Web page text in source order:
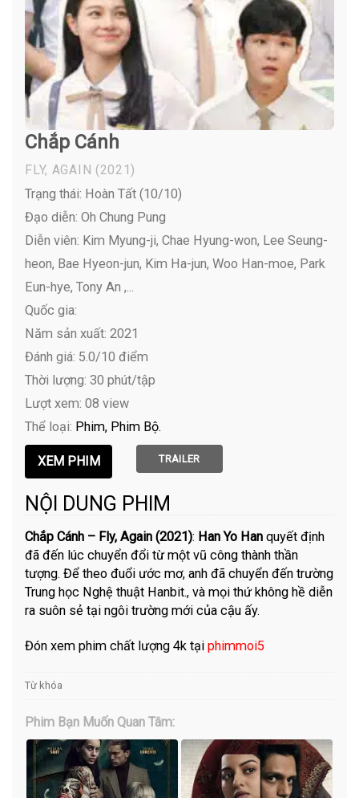
Chắp Cánh
FLY, AGAIN (2021)
Trạng thái: Hoàn Tất (10/10)
Đạo diễn: Oh Chung Pung
Diễn viên: Kim Myung-ji, Chae Hyung-won, Lee Seung-
heon, Bae Hyeon-jun, Kim Ha-jun, Woo Han-moe, Park
Eun-hye, Tony An ,...
Quốc gia:
Năm sản xuất: 2021
Đánh giá: 5.0/10 điểm
Thời lượng: 30 phút/tập
Lượt xem: 08 view
Thể loại: Phim Phim Bộ
TRAILER
NỘI DUNG PHIM
Chắp Cánh – Fly, Again (2021): Han Yo Han quyết định
đã đến lúc chuyển đổi từ một vũ công thành thần
tượng. Để theo đuổi ước mơ, anh đã chuyển đến trường
Trung học Nghệ thuật Hanbit., và mọi thứ không hề diễn
ra suôn sẻ tại ngôi trường mới của cậu ấy.
Đón xem phim chất lượng 4k tạiphimmoi5
Từ khóa
Phim Bạn Muốn Quan Tâm: